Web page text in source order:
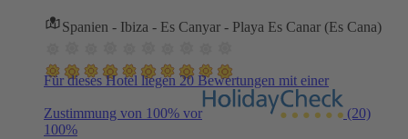
Spanien - Ibiza - Es Canyar - Playa Es Canar (Es Cana)
Für dieses Hotel liegen 20 Bewertungen mit einer
Zustimmung von 100% vor
(20)
100%